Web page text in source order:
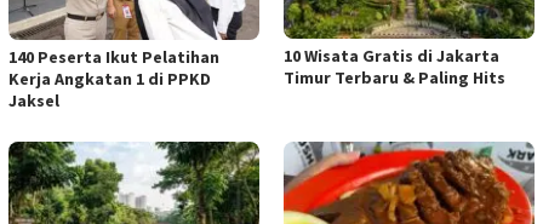
140 Peserta Ikut Pelatihan
Kerja Angkatan 1 di PPKD
Jaksel
10 Wisata Gratis di Jakarta
Timur Terbaru & Paling Hits